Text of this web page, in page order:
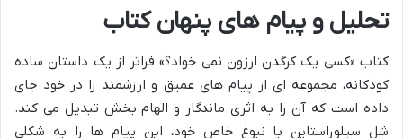
تحلیل و پیام های پنهان کتاب
کتاب «کسی یک کرگدن ارزون نمی خواد؟» فراتر از یک داستان ساده
کودکانه، مجموعه ای از پیام های عمیق و ارزشمند را در خود جای
داده است که آن را به اثری ماندگار و الهام بخش تبدیل می کند.
شل سیلوراستاین با نبوغ خاص خود، این پیام ها را به شکلی